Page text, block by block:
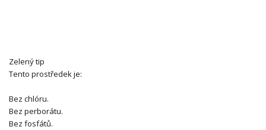
Zelený tip
Tento prostředek je:
Bez chlóru.
Bez perborátu.
Bez fosfátů.